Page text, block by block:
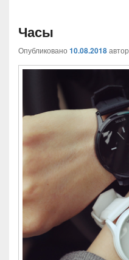
Часы
Опубликовано 10.08.2018автор